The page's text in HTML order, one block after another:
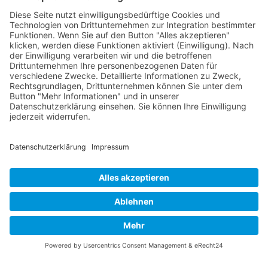
Wie werden Inhalte ohne CMS
angepasst?
Welche Vorteile bietet eine Website ohne
Ist SEO für Trainer und Coaches ohne
CMS möglich?
Wie werden Programme und Workshops